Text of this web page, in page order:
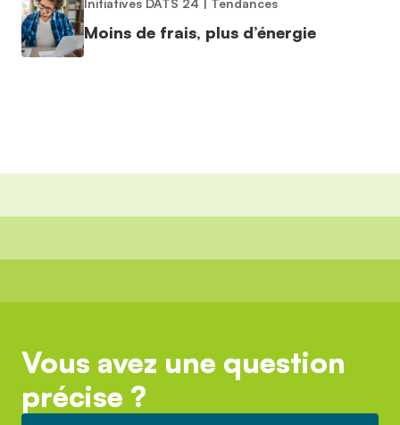
Initiatives DATS 24 | Tendances
Moins de frais, plus d’énergie
Vous avez une question
précise ?